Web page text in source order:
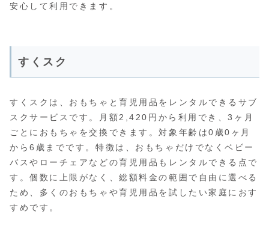
安心して利用できます。
すくスク
すくスクは、おもちゃと育児用品をレンタルできるサブ
スクサービスです。月額2,420円から利用でき、3ヶ月
ごとにおもちゃを交換できます。対象年齢は0歳0ヶ月
から6歳までです。特徴は、おもちゃだけでなくベビー
バスやローチェアなどの育児用品もレンタルできる点で
す。個数に上限がなく、総額料金の範囲で自由に選べる
ため、多くのおもちゃや育児用品を試したい家庭におす
すめです。